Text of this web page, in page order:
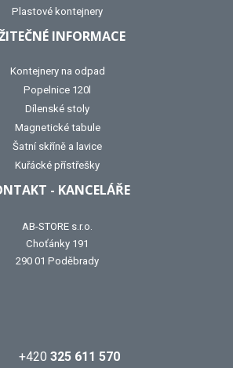
Plastové kontejnery
INFORMACE
Kontejnery na odpad
Popelnice 120l
Dílenské stoly
Magnetické tabule
Šatní skříně a lavice
Kuřácké přístřešky
- KANCELÁŘE
AB-STORE s.r.o.
Choťánky 191
290 01 Poděbrady
+420 325 611 570